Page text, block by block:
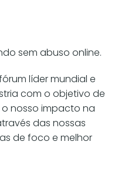
sem abuso online.
líder mundial e
com o objetivo de
nosso impacto na
das nossas
de foco e melhor